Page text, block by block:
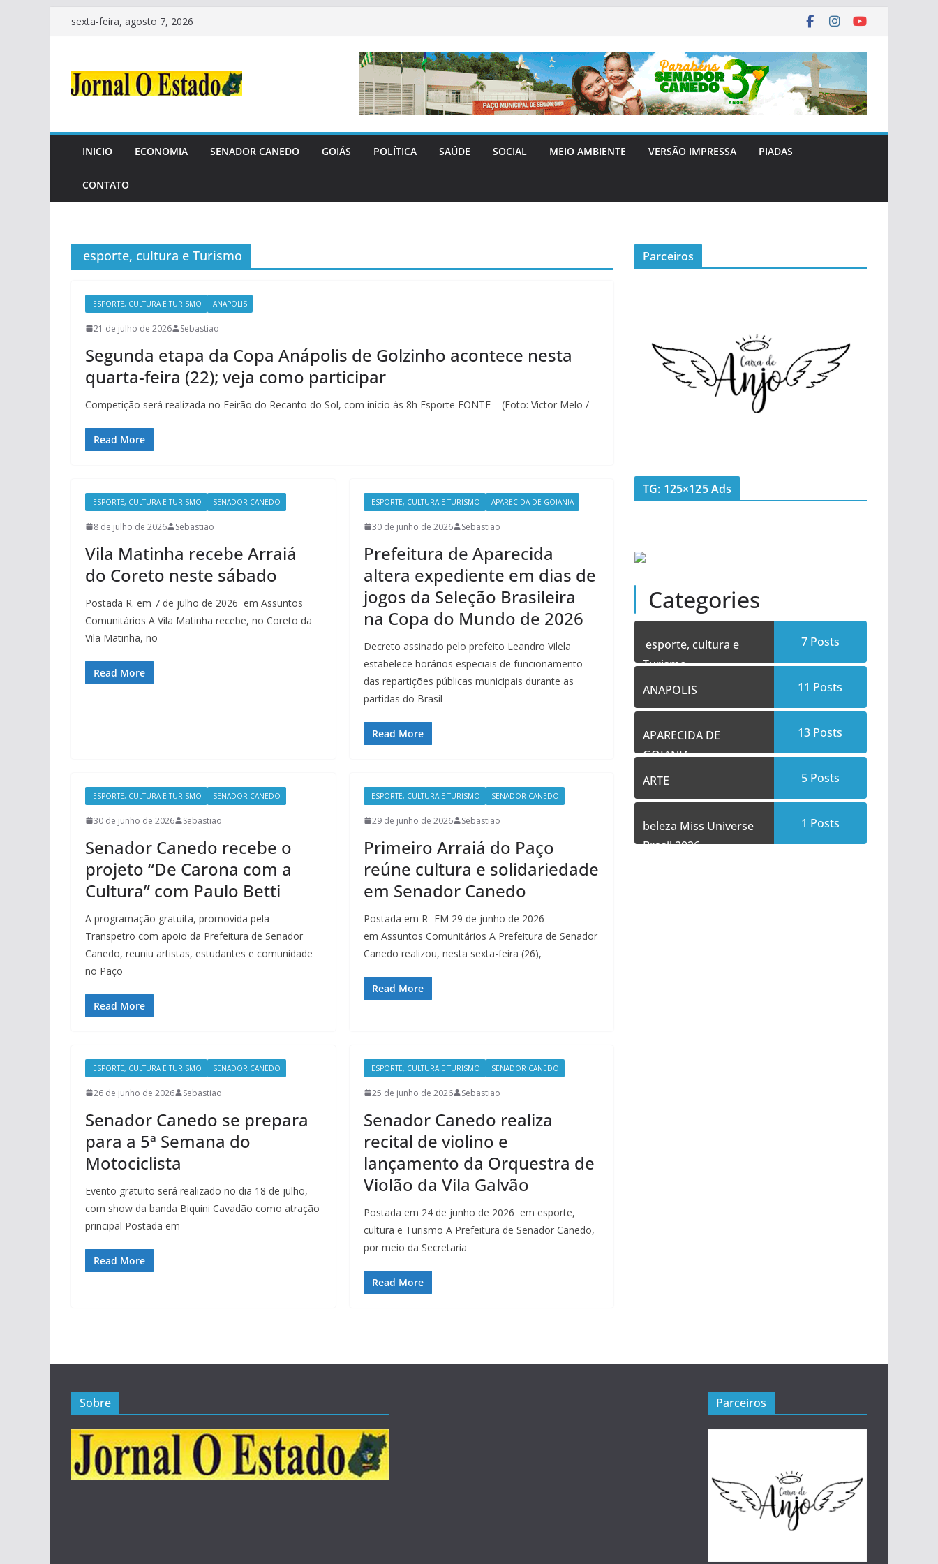
Pular
conteúdo
sexta-feira, agosto 7, 2026
INICIO ECONOMIA SENADOR CANEDO GOIÁS POLÍTICA SAÚDE SOCIAL MEIO AMBIENTE VERSÃO IMPRESSA PIADAS
CONTATO
esporte, cultura e Turismo
ESPORTE, CULTURA E TURISMO ANAPOLIS
21 de julho de 2026 Sebastiao
Segunda etapa da Copa Anápolis de Golzinho acontece nesta
quarta-feira (22); veja como participar
Competição será realizada no Feirão do Recanto do Sol, com início às 8h Esporte FONTE – (Foto: Victor Melo /
Read More
ESPORTE, CULTURA E TURISMO SENADOR CANEDO
8 de julho de 2026 Sebastiao
Vila Matinha recebe Arraiá
do Coreto neste sábado
Postada R. em 7 de julho de 2026 em Assuntos
Comunitários A Vila Matinha recebe, no Coreto da
Vila Matinha, no
Read More
ESPORTE, CULTURA E TURISMO APARECIDA DE GOIANIA
30 de junho de 2026 Sebastiao
Prefeitura de Aparecida
altera expediente em dias de
jogos da Seleção Brasileira
na Copa do Mundo de 2026
Decreto assinado pelo prefeito Leandro Vilela
estabelece horários especiais de funcionamento
das repartições públicas municipais durante as
partidas do Brasil
Read More
ESPORTE, CULTURA E TURISMO SENADOR CANEDO
30 de junho de 2026 Sebastiao
Senador Canedo recebe o
projeto “De Carona com a
Cultura” com Paulo Betti
A programação gratuita, promovida pela
Transpetro com apoio da Prefeitura de Senador
Canedo, reuniu artistas, estudantes e comunidade
no Paço
Read More
ESPORTE, CULTURA E TURISMO SENADOR CANEDO
29 de junho de 2026 Sebastiao
Primeiro Arraiá do Paço
reúne cultura e solidariedade
em Senador Canedo
Postada em R- EM 29 de junho de 2026
em Assuntos Comunitários A Prefeitura de Senador
Canedo realizou, nesta sexta-feira (26),
Read More
ESPORTE, CULTURA E TURISMO SENADOR CANEDO
26 de junho de 2026 Sebastiao
Senador Canedo se prepara
para a 5ª Semana do
Motociclista
Evento gratuito será realizado no dia 18 de julho,
com show da banda Biquini Cavadão como atração
principal Postada em
Read More
ESPORTE, CULTURA E TURISMO SENADOR CANEDO
25 de junho de 2026 Sebastiao
Senador Canedo realiza
recital de violino e
lançamento da Orquestra de
Violão da Vila Galvão
Postada em 24 de junho de 2026 em esporte,
cultura e Turismo A Prefeitura de Senador Canedo,
por meio da Secretaria
Read More
Parceiros
TG: 125×125 Ads
Categories
esporte, cultura e
Turismo
7 Posts
ANAPOLIS 11 Posts
APARECIDA DE
GOIANIA
13 Posts
ARTE 5 Posts
beleza Miss Universe
Brasil 2026
1 Posts
Sobre Parceiros